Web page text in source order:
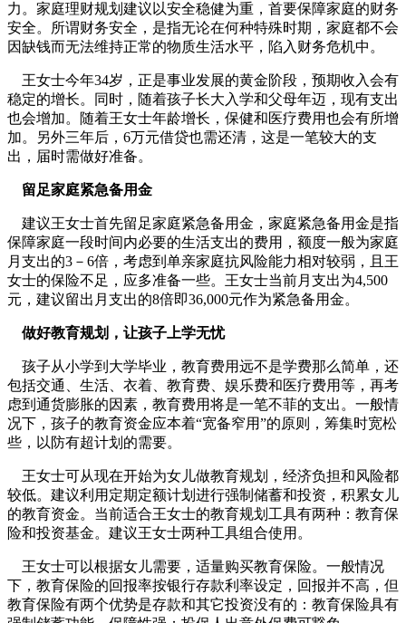
力。家庭理财规划建议以安全稳健为重，首要保障家庭的财务
安全。所谓财务安全，是指无论在何种特殊时期，家庭都不会
因缺钱而无法维持正常的物质生活水平，陷入财务危机中。
王女士今年34岁，正是事业发展的黄金阶段，预期收入会有
稳定的增长。同时，随着孩子长大入学和父母年迈，现有支出
也会增加。随着王女士年龄增长，保健和医疗费用也会有所增
加。另外三年后，6万元借贷也需还清，这是一笔较大的支
出，届时需做好准备。
留足家庭紧急备用金
建议王女士首先留足家庭紧急备用金，家庭紧急备用金是指
保障家庭一段时间内必要的生活支出的费用，额度一般为家庭
月支出的3－6倍，考虑到单亲家庭抗风险能力相对较弱，且王
女士的保险不足，应多准备一些。王女士当前月支出为4,500
元，建议留出月支出的8倍即36,000元作为紧急备用金。
做好教育规划，让孩子上学无忧
孩子从小学到大学毕业，教育费用远不是学费那么简单，还
包括交通、生活、衣着、教育费、娱乐费和医疗费用等，再考
虑到通货膨胀的因素，教育费用将是一笔不菲的支出。一般情
况下，孩子的教育资金应本着“宽备窄用”的原则，筹集时宽松
些，以防有超计划的需要。
王女士可从现在开始为女儿做教育规划，经济负担和风险都
较低。建议利用定期定额计划进行强制储蓄和投资，积累女儿
的教育资金。当前适合王女士的教育规划工具有两种：教育保
险和投资基金。建议王女士两种工具组合使用。
王女士可以根据女儿需要，适量购买教育保险。一般情况
下，教育保险的回报率按银行存款利率设定，回报并不高，但
教育保险有两个优势是存款和其它投资没有的：教育保险具有